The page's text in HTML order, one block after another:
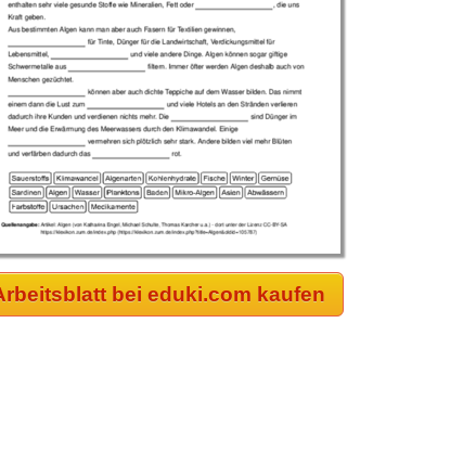
bei eduki.com kaufen